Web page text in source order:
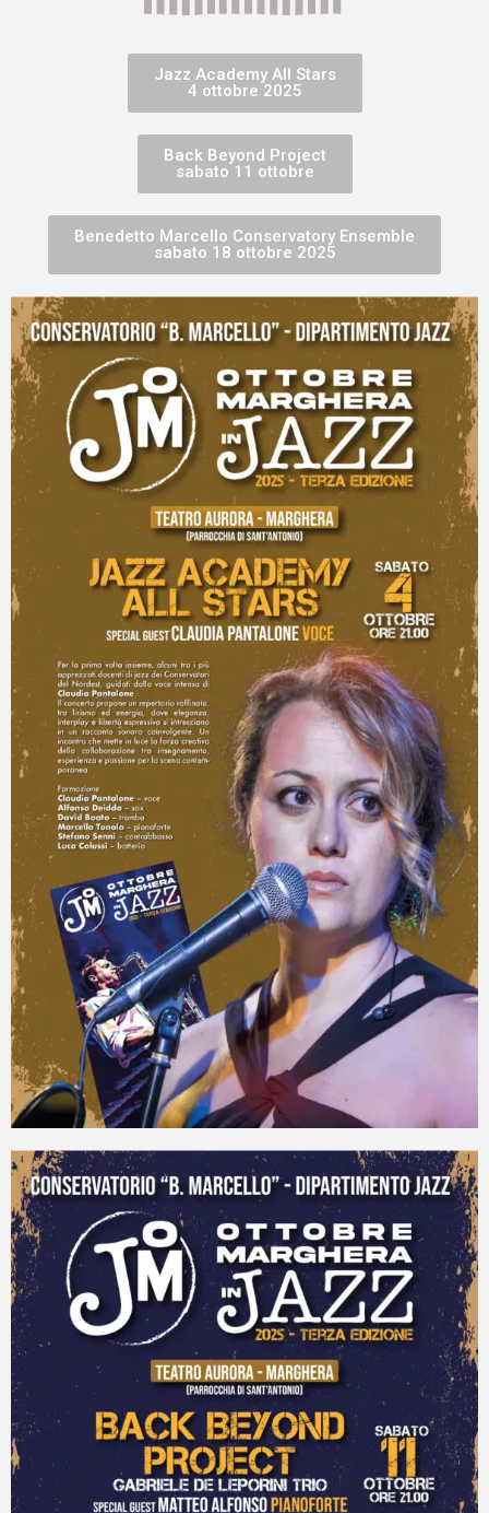
Jazz Academy All Stars
4 ottobre 2025
Back Beyond Project
sabato 11 ottobre
Benedetto Marcello Conservatory Ensemble
sabato 18 ottobre 2025